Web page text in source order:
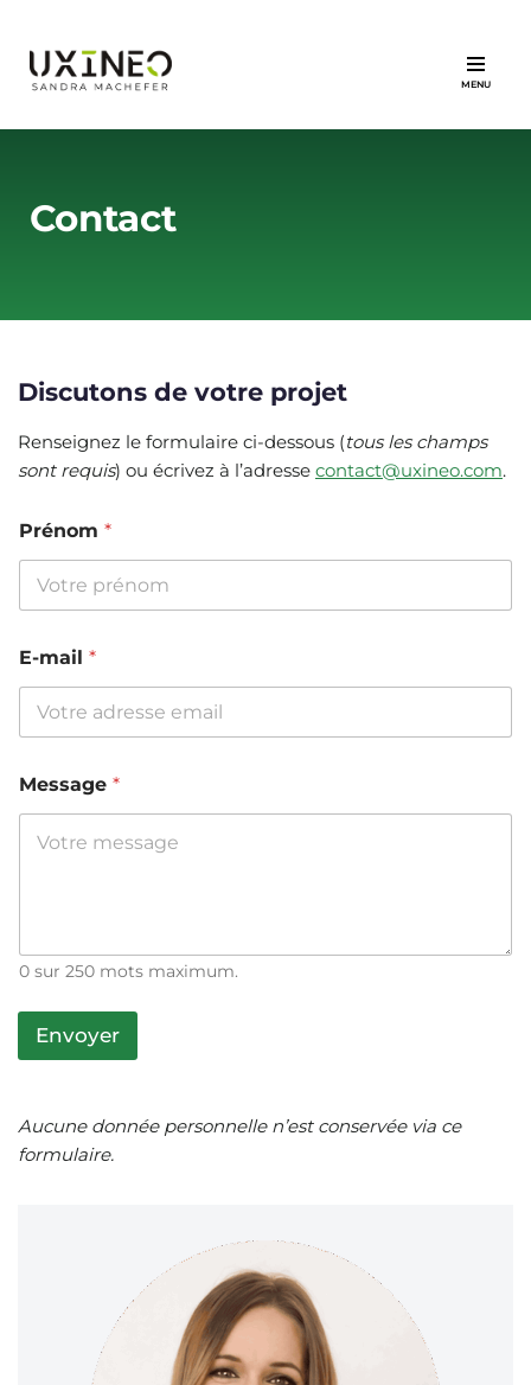
Aller
au
Contact
Discutons de votre projet
Renseignez le formulaire ci-dessous (tous les champs
sont requis) ou écrivez à l’adresse contact@uxineo.com.
Prénom *
E-mail *
Message *
0 sur 250 mots maximum.
Envoyer
Aucune donnée personnelle n’est conservée via ce
formulaire.